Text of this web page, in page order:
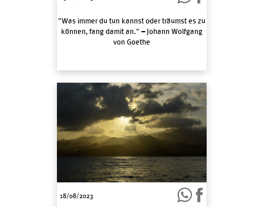
"Was immer du tun kannst oder träumst es zu
können, fang damit an." – Johann Wolfgang
von Goethe
18/08/2023